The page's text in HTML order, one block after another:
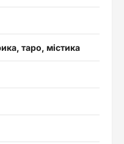
таро, містика